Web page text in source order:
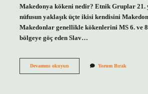
Makedonya kökeni nedir? Etnik Gruplar 21.
nüfusun yaklaşık üçte ikisi kendisini
Makedonlar genellikle kökenlerini MS 6. ve
bölgeye göç eden Slav…
Devamını okuyunMakedonya
Yorum Bırak